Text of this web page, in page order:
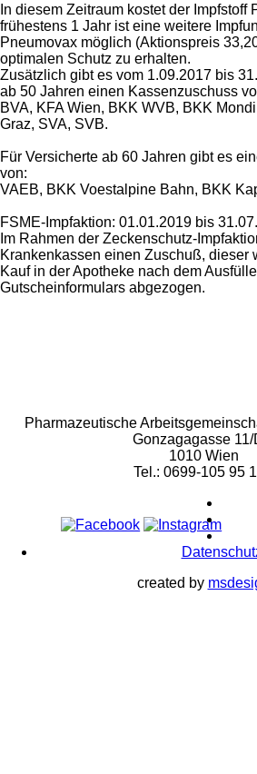
In diesem Zeitraum kostet der Impfstoff
frühestens 1 Jahr ist eine weitere
Pneumovax möglich (Aktionspreis
optimalen Schutz zu erhalten.
Zusätzlich gibt es vom 1.09.2017 bis
ab 50 Jahren einen Kassenzuschuss
BVA, KFA Wien, BKK WVB, BKK
Graz, SVA, SVB.
Für Versicherte ab 60 Jahren gibt es
von:
VAEB, BKK Voestalpine Bahn, BKK
FSME-Impfaktion: 01.01.2019 bis
Im Rahmen der Zeckenschutz-
Krankenkassen einen Zuschuß, dieser
Kauf in der Apotheke nach dem
Gutscheinformulars abgezogen.
Pharmazeutische
Gonzagagasse 11/
1010 Wien
Tel.: 0699-105 95
created by